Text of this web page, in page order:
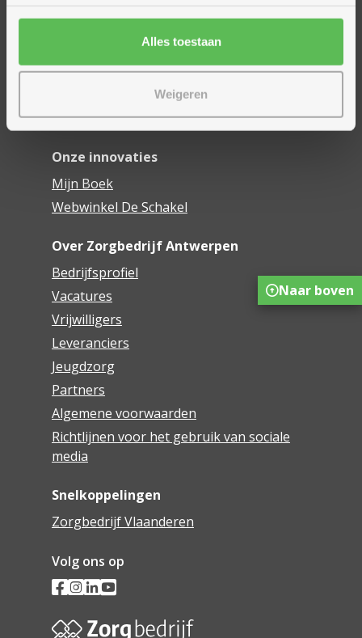
Alles toestaan
Weigeren
Dienstencentra
Assistentiewoningen
Woonzorgcentra
Financieel comfort
Mijn Zorgbedrijf
Onze innovaties
Mijn Boek
Webwinkel De Schakel
Over Zorgbedrijf Antwerpen
Bedrijfsprofiel
Vacatures
Vrijwilligers
Leveranciers
Jeugdzorg
Partners
Algemene voorwaarden
Richtlijnen voor het gebruik van sociale
media
Snelkoppelingen
Zorgbedrijf Vlaanderen
Volg ons op
Naar boven